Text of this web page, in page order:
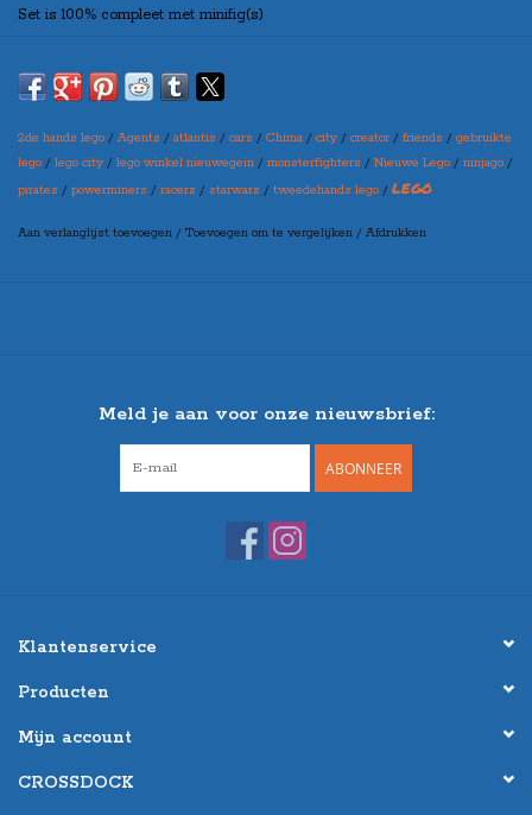
Set is 100% compleet met minifig(s)
in een blanco doos, zo kunt u de set toch leuk cadeau doen!
Maak bovenaan uw selectie in welke variant u de set wilt ontvangen
(let op: er kan een prijswijziging ontstaan per variant)
2de hands lego / Agents / atlantis / cars / Chima / city / creator / friends / gebruikte
lego / lego city / lego winkel nieuwegein / monsterfighters / Nieuwe Lego / ninjago /
pirates / powerminers / racers / starwars / tweedehands lego / LEGO
Aan verlanglijst toevoegen / Toevoegen om te vergelijken / Afdrukken
Meld je aan voor onze nieuwsbrief:
ABONNEER
Klantenservice
Producten
Mijn account
CROSSDOCK